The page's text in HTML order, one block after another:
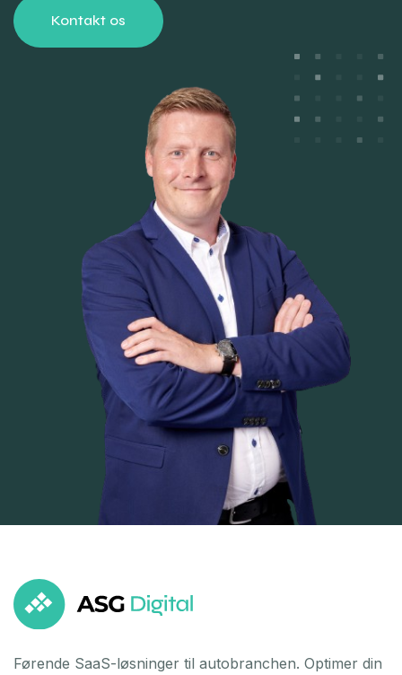
Kontakt os
Førende SaaS-løsninger til autobranchen. Optimer din